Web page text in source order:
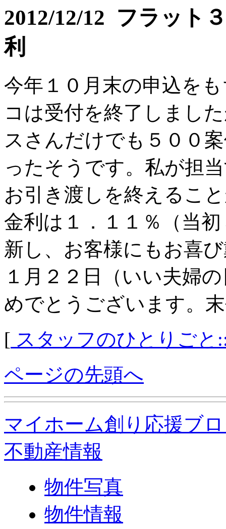
2012/12/12 フラット
利
今年１０月末の申込を
コは受付を終了しまし
スさんだけでも５００
ったそうです。私が担
お引き渡しを終えるこ
金利は１．１１％（当
新し、お客様にもお喜
１月２２日（いい夫婦
めでとうございます。
[ スタッフのひとりごと
ページの先頭へ
マイホーム創り応援ブ
不動産情報
物件写真
物件情報